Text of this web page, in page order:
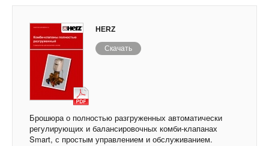
HERZ
Скачать
Брошюра о полностью разгруженных автоматически
регулирующих и балансировочных комби-клапанах
Smart, с простым управлением и обслуживанием.